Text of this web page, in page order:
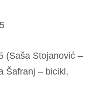
Stojanović –
Šafranj – bicikl,